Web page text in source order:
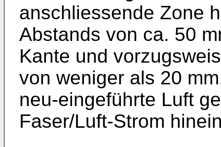
anschliessende Zone
Abstands von ca. 50
Kante und
von weniger als 20
neu-eingeführte Luft
Faser/Luft-Strom